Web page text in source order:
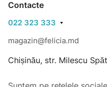
recomandării medicului.
Durata de utilizare: 4
Contacte
022 323 333
magazin@felicia.md
Chișinău, str. Milescu